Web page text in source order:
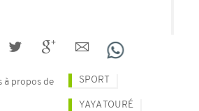
à propos de SPORT
YAYA TOURÉ